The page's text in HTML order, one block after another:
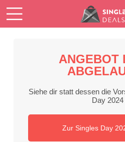
ANGEBOT
Siehe dir statt dessen die
Day 2024
Zur Singles Day